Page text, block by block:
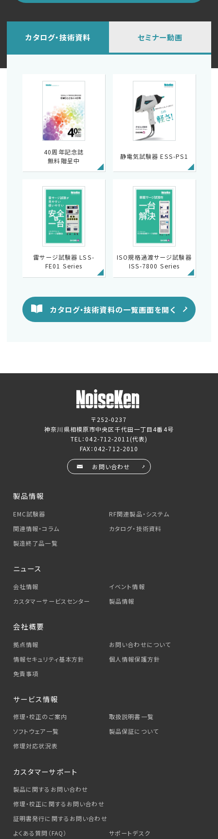
カタログ・技術資料
40周年記念誌
無料贈呈中
静電気試験器 ESS-PS1
雷サージ試験器 LSS-
FE01 Series
ISO規格過渡サージ試験器
ISS-7800 Series
カタログ・技術資料の一覧画面を開く
セミナー動画
〒252-0237
神奈川県相模原市中央区千代田一丁目4番4号
TEL：042-712-2011 (代表)
FAX：042-712-2010
お問い合わせ
製品情報
EMC試験器
RF関連製品・システム
関連情報・コラム
カタログ・技術資料
製造終了品一覧
ニュース
会社情報
イベント情報
カスタマーサービス センター 製品情報
会社概要
拠点情報
お問い合わせについて
情報セキュリティ基本方針
個人情報保護方針
免責事項
サービス情報
修理・校正のご案内
取扱説明書一覧
ソフトウェア一覧
製品保証について
修理対応状況表
カスタマーサポート
製品に関するお問い合わせ
修理・校正に関するお問い合わせ
証明書発行に関するお問い合わせ
よくある質問（FAQ）
サポートデスク